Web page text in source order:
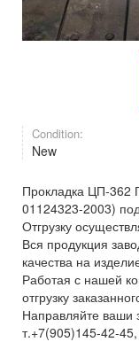
Condition:
New
Прокладка ЦП-362
01124323-2003)
Отгрузку
Вся продукция
качества на
Работая с нашей
отгрузку
Направляйте ваши
т.+7(905)145-42-